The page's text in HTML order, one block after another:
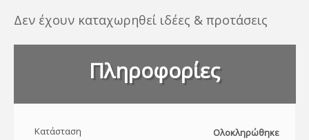
Δεν έχουν καταχωρηθεί ιδέες & προτάσεις
Πληροφορίες
Κατάσταση
Ολοκληρώθηκε